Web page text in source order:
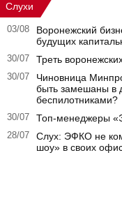
Слухи
03/08
Воронежский
будущих
30/07 Треть
30/07
Чиновница
быть замешаны в
беспилотниками?
30/07 Топ-менеджеры
28/07
Слух: ЭФКО не
шоу» в своих